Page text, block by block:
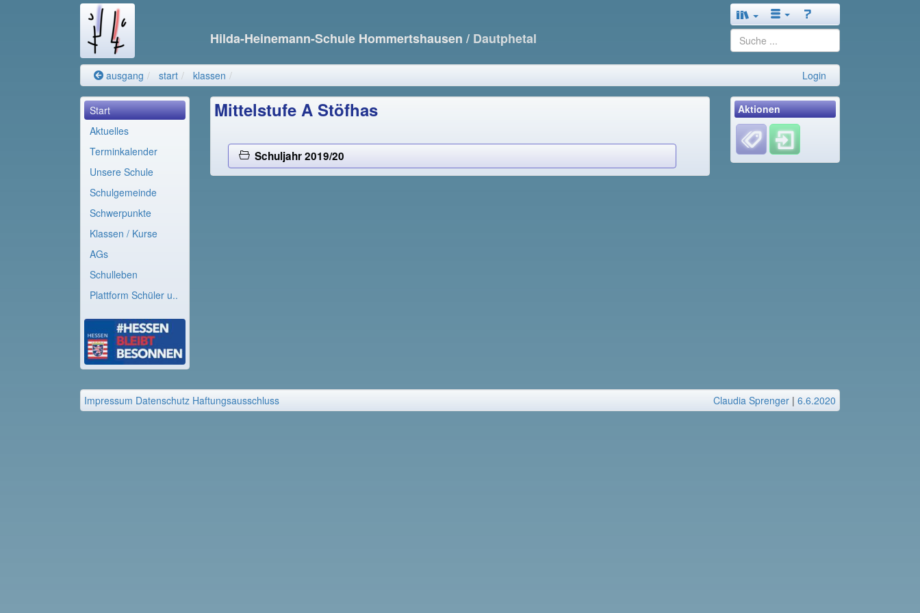
Hilda-Heinemann-Schule Hommertshausen / Dautphetal
ausgang start klassen Login
Start
Aktuelles
Terminkalender
Unsere Schule
Schulgemeinde
Schwerpunkte
Klassen / Kurse
AGs
Schulleben
Plattform Schüler u..
Mittelstufe A Stöfhas
Schuljahr 2019/20
Aktionen
Impressum Datenschutz Haftungsausschluss Claudia Sprenger | 6.6.2020